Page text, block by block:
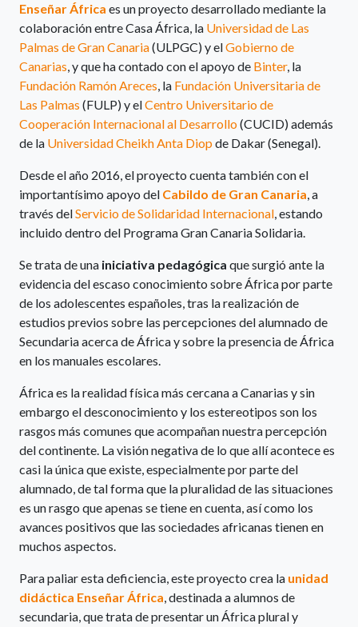
Enseñar África es un proyecto desarrollado mediante la
colaboración entre Casa África, la Universidad de Las
Palmas de Gran Canaria(ULPGC) y elGobierno de
Canarias, y que ha contado con el apoyo de Binter, la
Fundación Ramón Areces, la Fundación Universitaria de
Las Palmas (FULP) y elCentro Universitario de
Cooperación Internacional al Desarrollo(CUCID) además
de la Universidad Cheikh Anta Diopde Dakar (Senegal).
Desde el año 2016, el proyecto cuenta también con el
importantísimo apoyo del Cabildo de Gran Canaria, a
través delServicio de Solidaridad Internacional, estando
incluido dentro del Programa Gran Canaria Solidaria.
Se trata de una iniciativa pedagógica que surgió ante la
evidencia del escaso conocimiento sobre África por parte
de los adolescentes españoles, tras la realización de
estudios previos sobre las percepciones del alumnado de
Secundaria acerca de África y sobre la presencia de África
en los manuales escolares.
África es la realidad física más cercana a Canarias y sin
embargo el desconocimiento y los estereotipos son los
rasgos más comunes que acompañan nuestra percepción
del continente. La visión negativa de lo que allí acontece es
casi la única que existe, especialmente por parte del
alumnado, de tal forma que la pluralidad de las situaciones
es un rasgo que apenas se tiene en cuenta, así como los
avances positivos que las sociedades africanas tienen en
muchos aspectos.
Para paliar esta deficiencia, este proyecto crea la unidad
didáctica Enseñar África, destinada a alumnos de
secundaria, que trata de presentar un África plural y